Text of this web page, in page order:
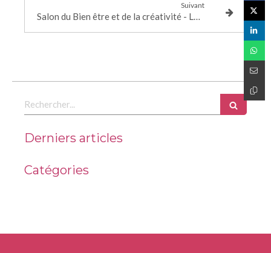
Suivant
Salon du Bien être et de la créativité - Le 9/10 Mars 2019
Rechercher
Derniers articles
Catégories